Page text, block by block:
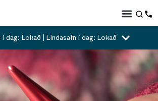
í dag: Lokað | Lindasafn í dag: Lokað